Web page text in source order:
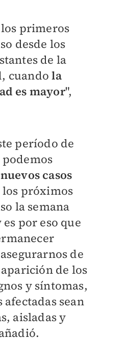
primeros
desde los
de la
cuando la
es mayor",
período de
casos
los próximos
la semana
por eso que
de
de los
y síntomas,
afectadas sean
aisladas y